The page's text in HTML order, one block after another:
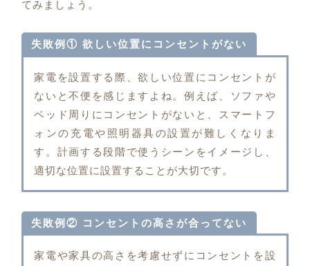
てみましょう。
失敗例① 欲しい位置にコンセントがない
家電を設置する際、欲しい位置にコンセントが
ないと不便を感じますよね。例えば、ソファや
ベッド周りにコンセントがないと、スマートフ
ォンの充電や照明器具の設置が難しくなりま
す。計画する段階で使うシーンをイメージし、
適切な位置に設置することが大切です。
失敗例② コンセントの高さが合ってない
家電や家具の高さを考慮せずにコンセントを設